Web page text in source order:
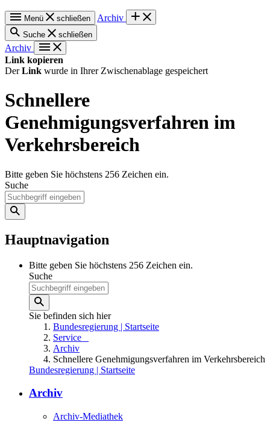
Menü schließen Archiv
Suche schließen
Archiv
Link kopieren
DerLink wurde in Ihrer Zwischenablage gespeichert
Schnellere
Genehmigungsverfahren im
Verkehrsbereich
Bitte geben Sie höchstens 256 Zeichen ein.
Suche
Hauptnavigation
Bitte geben Sie höchstens 256 Zeichen ein.
Suche
Sie befinden sich hier
Bundesregierung | Startseite
Service
Archiv
Schnellere Genehmigungsverfahren im Verkehrsbereich
Bundesregierung | Startseite
Archiv
Archiv-Mediathek